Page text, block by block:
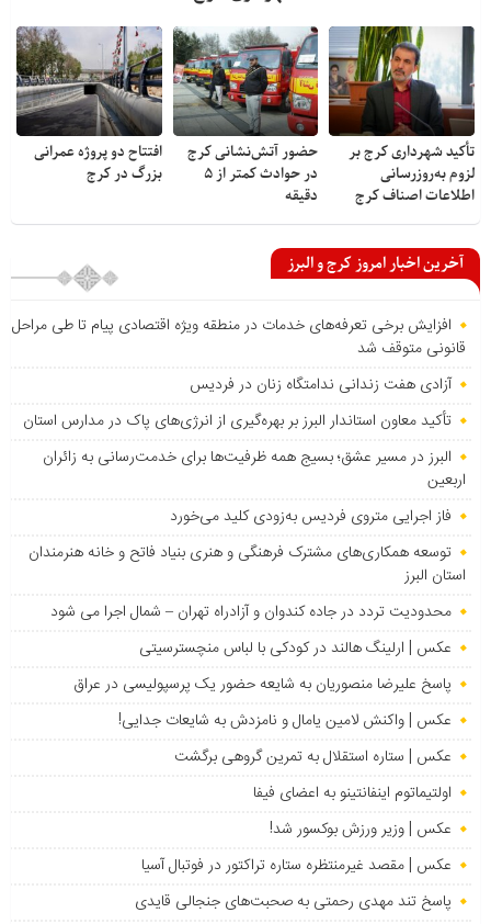
تأکید شهرداری کرج بر
لزوم به‌روزرسانی
اطلاعات اصناف کرج
حضور آتش‌نشانی کرج
در حوادث کمتر از ۵
دقیقه
افتتاح دو پروژه عمرانی
بزرگ در کرج
آخرین اخبار امروز کرج و البرز
افزایش برخی تعرفه‌های خدمات در منطقه ویژه اقتصادی پیام تا طی مراحل
قانونی متوقف شد
آزادی هفت زندانی ندامتگاه زنان در فردیس
تأکید معاون استاندار البرز بر بهره‌گیری از انرژی‌های پاک در مدارس استان
البرز در مسیر عشق؛ بسیج همه ظرفیت‌ها برای خدمت‌رسانی به زائران
اربعین
فاز اجرایی متروی فردیس به‌زودی کلید می‌خورد
توسعه همکاری‌های مشترک فرهنگی و هنری بنیاد فاتح و خانه هنرمندان
استان البرز
محدودیت تردد در جاده کندوان و آزادراه تهران – شمال اجرا می شود
عکس | ارلینگ هالند در کودکی با لباس منچسترسیتی
پاسخ علیرضا منصوریان به شایعه حضور یک پرسپولیسی در عراق
عکس | واکنش لامین یامال و نامزدش به شایعات جدایی!
عکس | ستاره استقلال به تمرین گروهی برگشت
اولتیماتوم اینفانتینو به اعضای فیفا
عکس | وزیر ورزش بوکسور شد!
عکس | مقصد غیرمنتظره ستاره تراکتور در فوتبال آسیا
پاسخ تند مهدی رحمتی به صحبت‌های جنجالی قایدی